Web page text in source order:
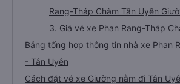
Rang-Tháp Chàm Tân Uyên
3. Giá vé xe Phan Rang-Tháp
Bảng tổng hợp thông tin nhà xe Phan
- Tân Uyên
Cách đặt vé xe Giường nằm đi Tân